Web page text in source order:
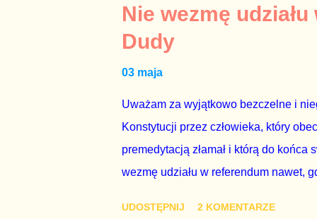
tym i porównał PKB Polski i
pewnie dlatego, że nie chciało mu
naszego kraju z lat 2007-2015.
rządu. Generalnie, M...
Nie wezmę
Dudy
03 maja
Uważam za wyjątkowo bezczelne i
Konstytucji przez człowieka, który
premedytacją złamał i którą do
wezmę udziału w referendum nawet,
UDOSTĘPNIJ 2 KOMENTARZE